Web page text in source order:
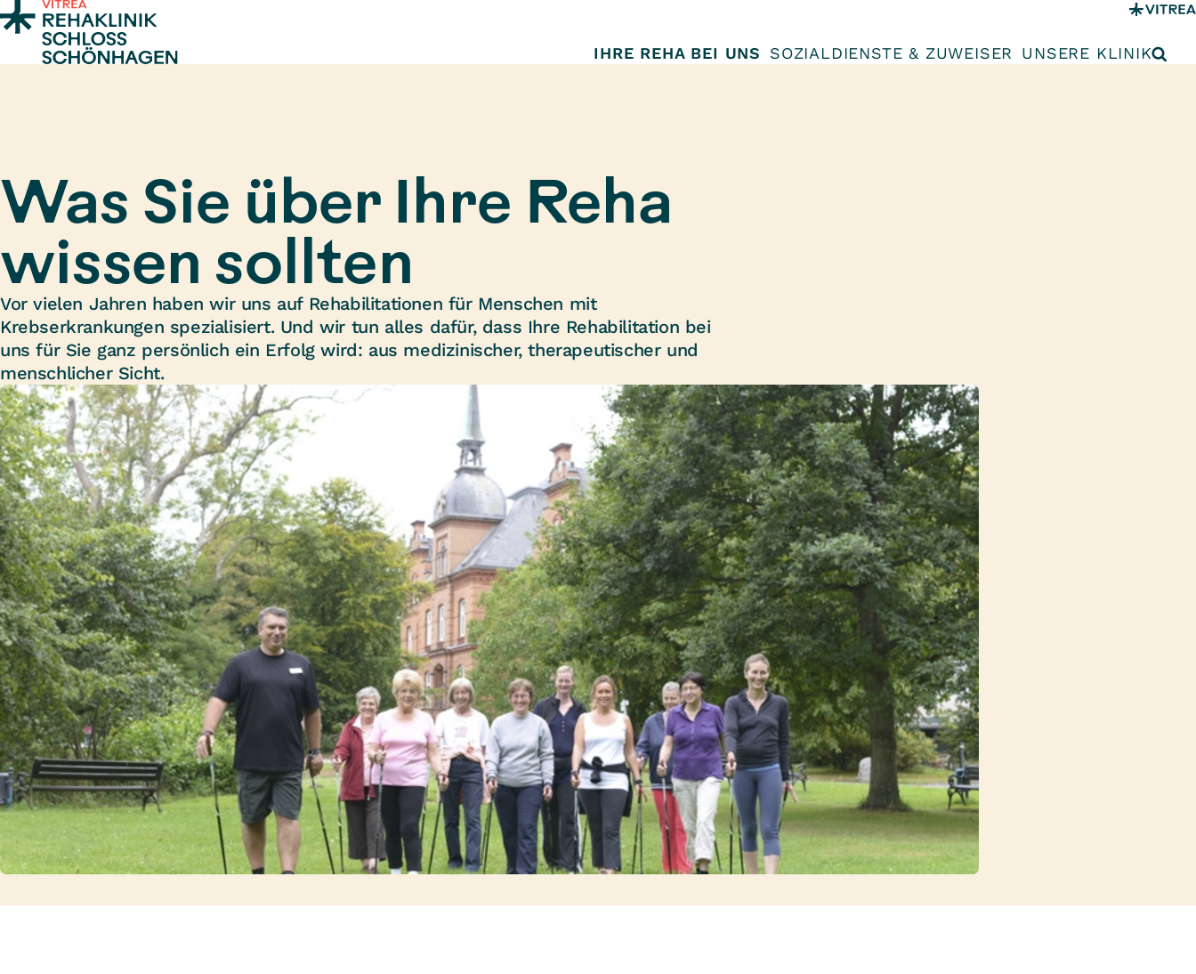
Zum Inhalt springen
IHRE REHA BEI UNS SOZIALDIENSTE & ZUWEISER UNSERE KLINIK
Was Sie über Ihre Reha
wissen sollten
Vor vielen Jahren haben wir uns auf Rehabilitationen für Menschen mit
Krebserkrankungen spezialisiert. Und wir tun alles dafür, dass Ihre Rehabilitation bei
uns für Sie ganz persönlich ein Erfolg wird: aus medizinischer, therapeutischer und
menschlicher Sicht.